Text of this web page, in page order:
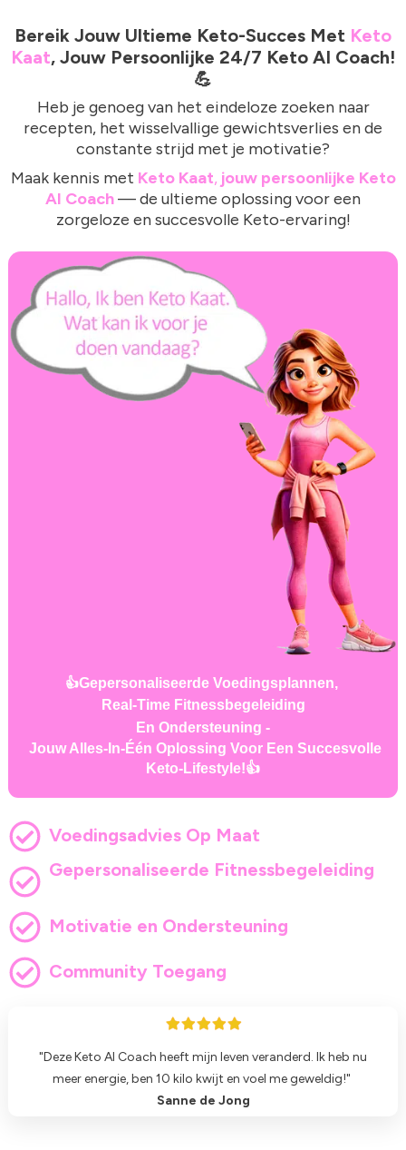
Bereik Jouw Ultieme Keto-Succes Met Keto
Kaat, Jouw Persoonlijke 24/7 Keto AI Coach!
💪
Heb je genoeg van het eindeloze zoeken naar
recepten, het wisselvallige gewichtsverlies en de
constante strijd met je motivatie?
Maak kennis met Keto Kaat, jouw persoonlijke Keto
AI Coach— de ultieme oplossing voor een
zorgeloze en succesvolle Keto-ervaring!
👍Gepersonaliseerde Voedingsplannen,
Real-Time Fitnessbegeleiding
En Ondersteuning -
JouwAlles-In-Één Oplossing Voor Een Succesvolle
Keto-Lifestyle!👍
Voedingsadvies Op Maat
Gepersonaliseerde Fitnessbegeleiding
Motivatie en Ondersteuning
Community Toegang
"Deze Keto AI Coach heeft mijn leven veranderd. Ik heb nu
meer energie, ben 10 kilo kwijt en voel me geweldig!"
Sanne de Jong